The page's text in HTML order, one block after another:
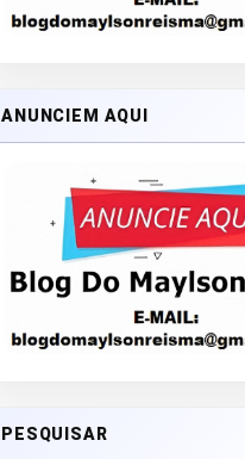
ANUNCIEM AQUI
PESQUISAR